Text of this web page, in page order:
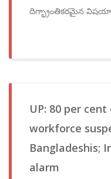
దిగ్భ్రాంతికరమైన
UP: 80 per
workforce
Bangladeshis;
alarm